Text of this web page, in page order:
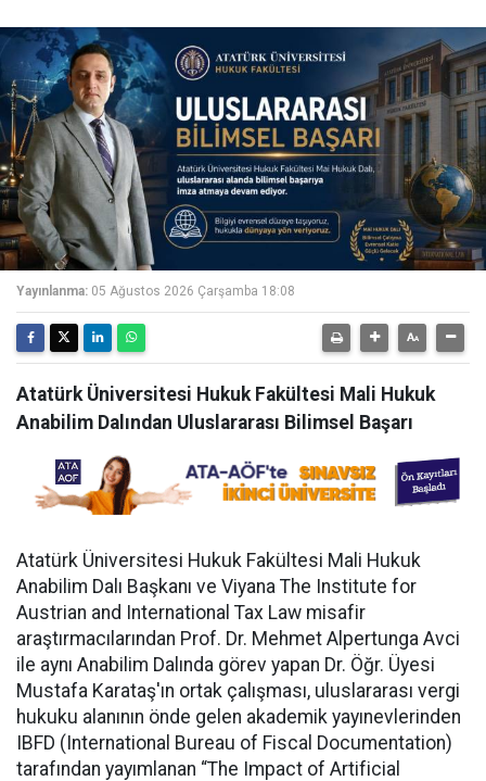
Yayınlanma: 05 Ağustos 2026 Çarşamba 18:08
Atatürk Üniversitesi Hukuk Fakültesi Mali Hukuk
Anabilim Dalından Uluslararası Bilimsel Başarı
Atatürk Üniversitesi Hukuk Fakültesi Mali Hukuk
Anabilim Dalı Başkanı ve Viyana The Institute for
Austrian and International Tax Law misafir
araştırmacılarından Prof. Dr. Mehmet Alpertunga Avci
ile aynı Anabilim Dalında görev yapan Dr. Öğr. Üyesi
Mustafa Karataş'ın ortak çalışması, uluslararası vergi
hukuku alanının önde gelen akademik yayınevlerinden
IBFD (International Bureau of Fiscal Documentation)
tarafından yayımlanan “The Impact of Artificial